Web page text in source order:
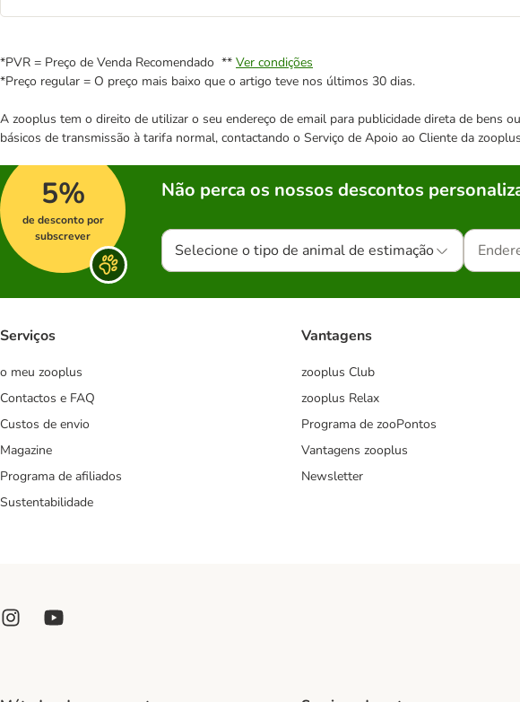
*PVR = Preço de Venda Recomendado ** Ver condições
*Preço regular = O preço mais baixo que o artigo teve nos últimos 30 dias.
A zooplus tem o direito de utilizar o seu endereço de email para publicidade direta de bens
básicos de transmissão à tarifa normal, contactando o Serviço de Apoio ao Cliente da
5%
de desconto por
subscrever
Não perca os nossos descontos
Selecione o tipo de animal de estimação
Serviços
o meu zooplus
Contactos e FAQ
Custos de envio
Magazine
Programa de afiliados
Sustentabilidade
Vantagens
zooplus Club
zooplus Relax
Programa de zooPontos
Vantagens zooplus
Newsletter